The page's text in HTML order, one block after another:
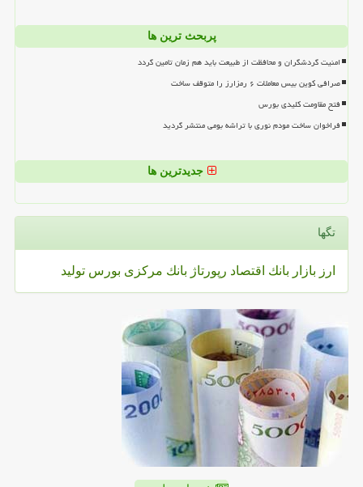
پربحث ترین ها
امنیت گردشگران و محافظت از طبیعت باید هم زمان تامین گردد
صرافی کوین بیس معاملات ۶ رمزارز را متوقف ساخت
فتح مقاومت کلیدی بورس
فراخوان ساخت مودم نوری با تراشه بومی منتشر گردید
جدیدترین ها
تگها
ارز بازار بانك اقتصاد رپورتاژ بانك مركزی بورس تولید